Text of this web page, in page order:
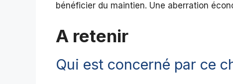
bénéficier du maintien. Une aberration
A retenir
Qui est concerné par ce